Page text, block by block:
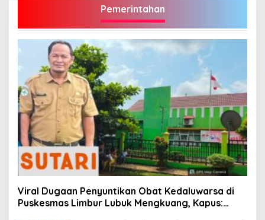
Pemerintahan
Viral Dugaan Penyuntikan Obat Kedaluwarsa di
Puskesmas Limbur Lubuk Mengkuang, Kapus: